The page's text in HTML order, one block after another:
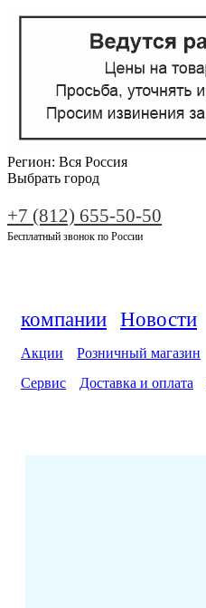
Регион: Вся Россия
Выбрать город
+7 (812) 655-50-50
Бесплатный звонок по России
компании Новости
Акции Розничный магазин
Сервис
Доставка и оплата